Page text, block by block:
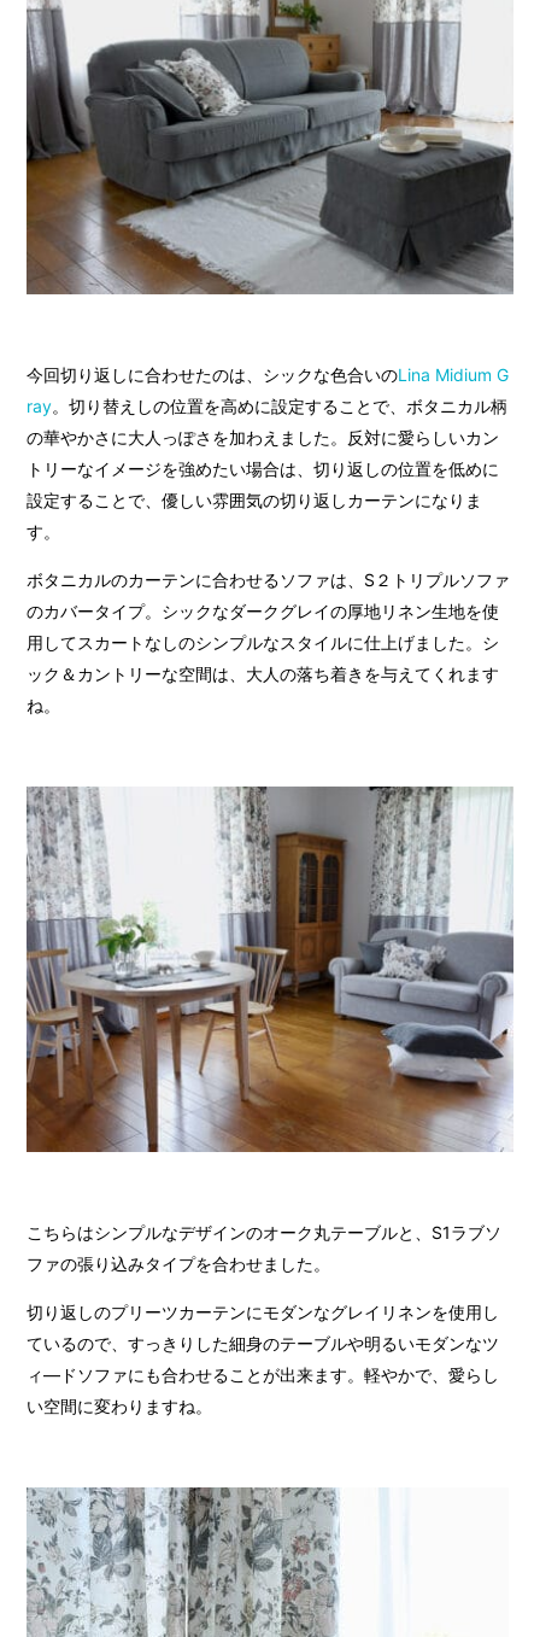
今回切り返しに合わせたのは、シックな色合いのLina Midium G
ray。切り替えしの位置を高めに設定することで、ボタニカル柄
の華やかさに大人っぽさを加わえました。反対に愛らしいカン
トリーなイメージを強めたい場合は、切り返しの位置を低めに
設定することで、優しい雰囲気の切り返しカーテンになりま
す。
ボタニカルのカーテンに合わせるソファは、S２トリプルソファ
のカバータイプ。シックなダークグレイの厚地リネン生地を使
用してスカートなしのシンプルなスタイルに仕上げました。シ
ック＆カントリーな空間は、大人の落ち着きを与えてくれます
ね。
こちらはシンプルなデザインのオーク丸テーブルと、S1ラブソ
ファの張り込みタイプを合わせました。
切り返しのプリーツカーテンにモダンなグレイリネンを使用し
ているので、すっきりした細身のテーブルや明るいモダンなツ
ィ―ドソファにも合わせることが出来ます。軽やかで、愛らし
い空間に変わりますね。